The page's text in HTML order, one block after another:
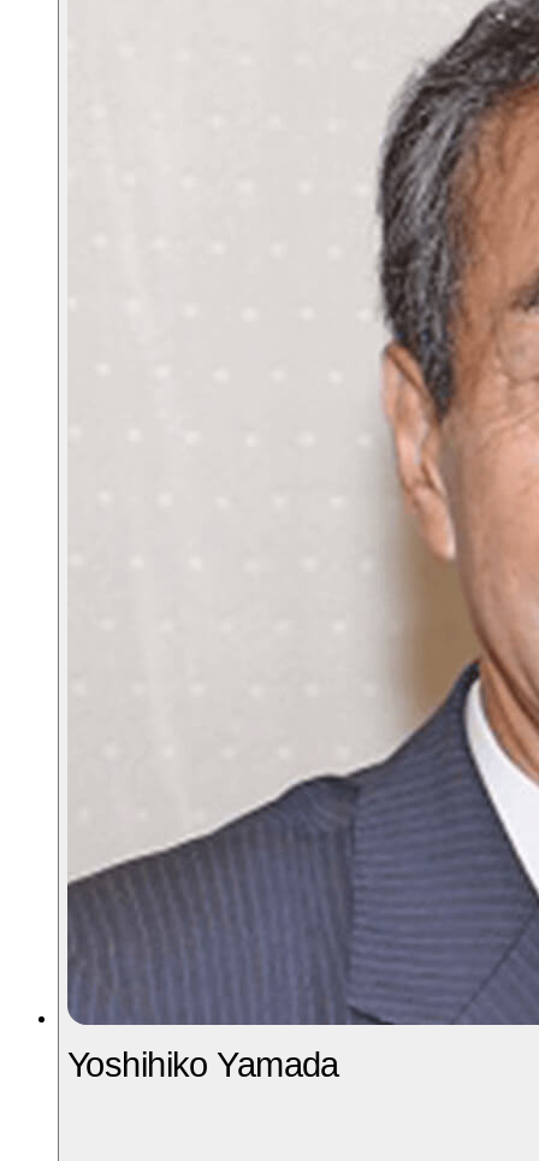
Yoshihiko Yamada